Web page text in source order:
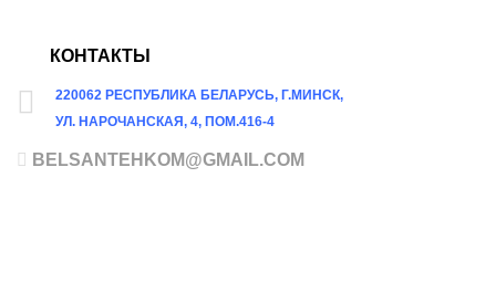
КОНТАКТЫ
220062 РЕСПУБЛИКА БЕЛАРУСЬ, Г.МИНСК,
УЛ. НАРОЧАНСКАЯ, 4, ПОМ.416-4
BELSANTEHKOM@GMAIL.COM